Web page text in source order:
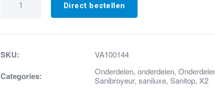
)
aantal
Direct bestellen
SKU: VA100144
Categories: Onderdelen,onderdelen,
Sanibroyeur,saniluxe, Sanitop, X2